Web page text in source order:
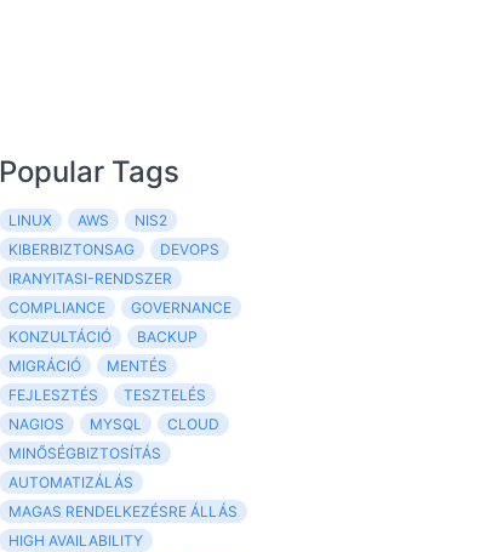
Popular Tags
LINUX AWS
NIS2
KIBERBIZTONSAG
DEVOPS
IRANYITASI-RENDSZER
COMPLIANCE
GOVERNANCE
KONZULTÁCIÓ
BACKUP
MIGRÁCIÓ
MENTÉS
FEJLESZTÉS
TESZTELÉS
NAGIOS
MYSQL
CLOUD
MINŐSÉGBIZTOSÍTÁS
AUTOMATIZÁLÁS
MAGAS RENDELKEZÉSRE ÁLLÁS
HIGH AVAILABILITY